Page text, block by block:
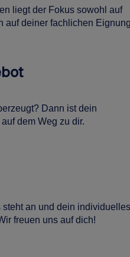
liegt der Fokus sowohl auf
auf deiner fachlichen
Dann ist dein
dem Weg zu dir.
steht an und dein individuelles
freuen uns auf dich!